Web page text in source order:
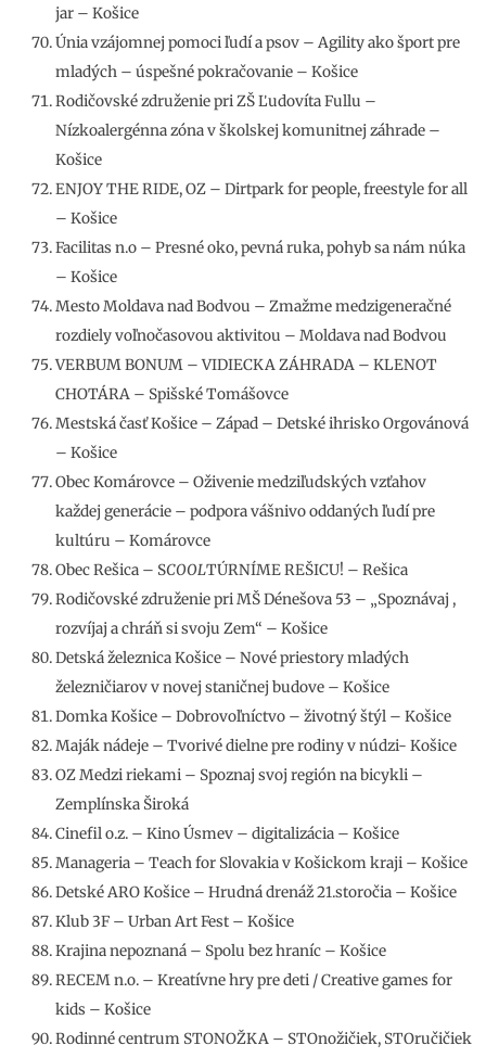
jar – Košice
Únia vzájomnej pomoci ľudí a psov – Agility ako šport pre
mladých – úspešné pokračovanie – Košice
Rodičovské združenie pri ZŠ Ľudovíta Fullu –
Nízkoalergénna zóna v školskej komunitnej záhrade –
Košice
ENJOY THE RIDE, OZ – Dirtpark for people, freestyle for all
– Košice
Facilitas n.o – Presné oko, pevná ruka, pohyb sa nám núka
– Košice
Mesto Moldava nad Bodvou – Zmažme medzigeneračné
rozdiely voľnočasovou aktivitou – Moldava nad Bodvou
VERBUM BONUM – VIDIECKA ZÁHRADA – KLENOT
CHOTÁRA – Spišské Tomášovce
Mestská časť Košice – Západ – Detské ihrisko Orgovánová
– Košice
Obec Komárovce – Oživenie medziľudských vzťahov
každej generácie – podpora vášnivo oddaných ľudí pre
kultúru – Komárovce
Obec Rešica – SCOOLTÚRNÍME REŠICU! – Rešica
Rodičovské združenie pri MŠ Dénešova 53 – „Spoznávaj ,
rozvíjaj a chráň si svoju Zem“ – Košice
Detská železnica Košice – Nové priestory mladých
železničiarov v novej staničnej budove – Košice
Domka Košice – Dobrovoľníctvo – životný štýl – Košice
Maják nádeje – Tvorivé dielne pre rodiny v núdzi- Košice
OZ Medzi riekami – Spoznaj svoj región na bicykli –
Zemplínska Široká
Cinefil o.z. – Kino Úsmev – digitalizácia – Košice
Manageria – Teach for Slovakia v Košickom kraji – Košice
Detské ARO Košice – Hrudná drenáž 21.storočia – Košice
Klub 3F – Urban Art Fest – Košice
Krajina nepoznaná – Spolu bez hraníc – Košice
RECEM n.o. – Kreatívne hry pre deti / Creative games for
kids – Košice
Rodinné centrum STONOŽKA – STOnožičiek, STOručičiek